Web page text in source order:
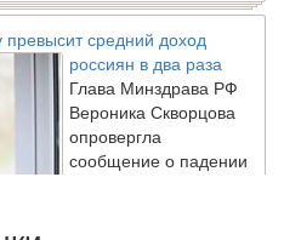
средний доход
россиян в два раза
Глава Минздрава РФ
Вероника Скворцова
опровергла
сообщение о падении
доходов медицинских